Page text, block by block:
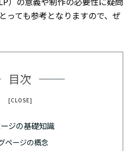
っても参考となりますので、ぜ
[CLOSE]
目次
ジの基礎知識
ページの概念